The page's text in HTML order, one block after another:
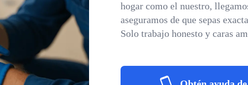
hogar como el nuestro,
aseguramos de que sepas
Solo trabajo honesto y caras